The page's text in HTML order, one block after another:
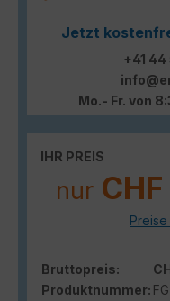
Jetzt
+41
Mo.- Fr. von
IHR PREIS
nur
Bruttopreis:
Produktnummer: